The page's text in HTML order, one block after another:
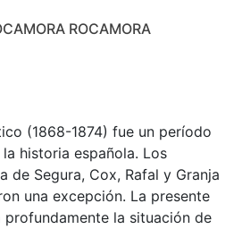
ROCAMORA
(1868-1874) fue un período
historia española. Los
de Segura, Cox, Rafal y Granja
una excepción. La presente
profundamente la situación de